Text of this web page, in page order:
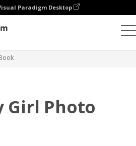
Paradigm Desktop
Girl Photo